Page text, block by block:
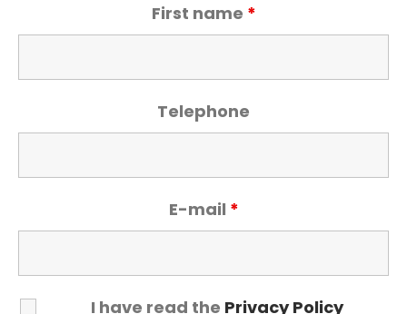
First name *
Telephone
E-mail *
I have read the Privacy Policy